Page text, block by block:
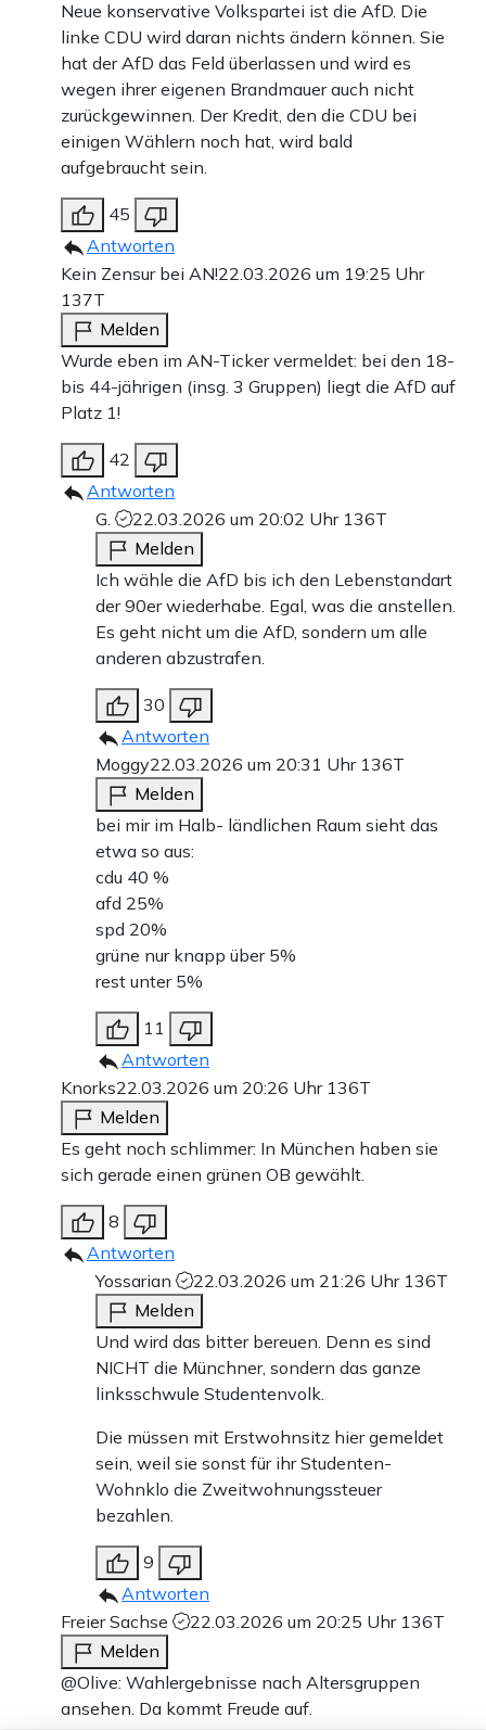
Neue konservative Volkspartei ist die AfD. Die
linke CDU wird daran nichts ändern können. Sie
hat der AfD das Feld überlassen und wird es
wegen ihrer eigenen Brandmauer auch nicht
zurückgewinnen. Der Kredit, den die CDU bei
einigen Wählern noch hat, wird bald
aufgebraucht sein.
45
Antworten
Kein Zensur bei AN!22.03.2026 um 19:25 Uhr
137T
Melden
Wurde eben im AN-Ticker vermeldet: bei den 18-
bis 44-jährigen (insg. 3 Gruppen) liegt die AfD auf
Platz 1!
42
Antworten
G.
22.03.2026 um 20:02 Uhr 136T
Melden
Ich wähle die AfD bis ich den Lebenstandart
der 90er wiederhabe. Egal, was die anstellen.
Es geht nicht um die AfD, sondern um alle
anderen abzustrafen.
30
Antworten
Moggy22.03.2026 um 20:31 Uhr 136T
Melden
bei mir im Halb- ländlichen Raum sieht das
etwa so aus:
cdu 40 %
afd 25%
spd 20%
grüne nur knapp über 5%
rest unter 5%
11
Antworten
Knorks22.03.2026 um 20:26 Uhr 136T
Melden
Es geht noch schlimmer: In München haben sie
sich gerade einen grünen OB gewählt.
8
Antworten
Yossarian
22.03.2026 um 21:26 Uhr 136T
Melden
Und wird das bitter bereuen. Denn es sind
NICHT die Münchner, sondern das ganze
linksschwule Studentenvolk.
Die müssen mit Erstwohnsitz hier gemeldet
sein, weil sie sonst für ihr Studenten-
Wohnklo die Zweitwohnungssteuer
bezahlen.
9
Antworten
Freier Sachse
22.03.2026 um 20:25 Uhr 136T
Melden
@Olive: Wahlergebnisse nach Altersgruppen
ansehen. Da kommt Freude auf.